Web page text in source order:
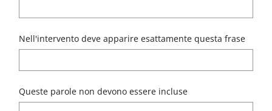
Nell'intervento deve apparire esattamente questa frase
Queste parole non devono essere incluse